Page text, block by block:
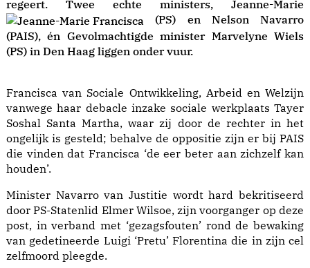
(PS) en Nelson Navarro
(PAIS), én Gevolmachtigde minister Marvelyne Wiels
(PS) in Den Haag liggen onder vuur.
Francisca van Sociale Ontwikkeling, Arbeid en Welzijn
vanwege haar debacle inzake sociale werkplaats Tayer
Soshal Santa Martha, waar zij door de rechter in het
ongelijk is gesteld; behalve de oppositie zijn er bij PAIS
die vinden dat Francisca ‘de eer beter aan zichzelf kan
houden’.
Minister Navarro van Justitie wordt hard bekritiseerd
door PS-Statenlid Elmer Wilsoe, zijn voorganger op deze
post, in verband met ‘gezagsfouten’ rond de bewaking
van gedetineerde Luigi ‘Pretu’ Florentina die in zijn cel
zelfmoord pleegde.